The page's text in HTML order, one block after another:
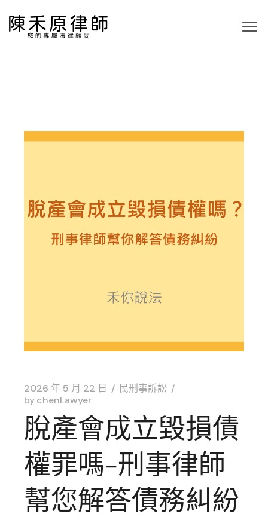
2026 年 5 月 22 日
民刑事訴訟
bychenLawyer
脫產會成立毀損債
權罪嗎-刑事律師
幫您解答債務糾紛